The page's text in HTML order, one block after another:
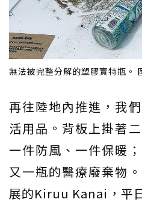
無法被完整分解的塑膠寶特瓶。
再往陸地內推進，我
活用品。背板上掛著
一件防風、一件保暖
又一瓶的醫療廢棄物
展的Kiruu Kanai，平